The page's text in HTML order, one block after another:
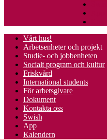
Vårt hus!
Arbetsenheter och projekt
Studie- och jobbenheten
Socialt program och kultur
Friskvård
International students
För arbetsgivare
Dokument
Kontakta oss
Swish
App
Kalendern